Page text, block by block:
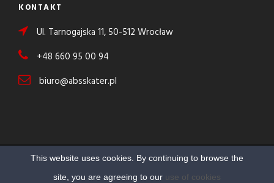
KONTAKT
Ul. Tarnogajska 11, 50-512 Wrocław
+48 660 95 00 94
biuro@absskater.pl
This website uses cookies. By continuing to browse the
site, you are agreeing to our use of cookies